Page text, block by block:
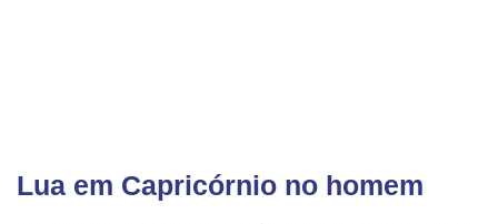
Lua em Capricórnio no homem